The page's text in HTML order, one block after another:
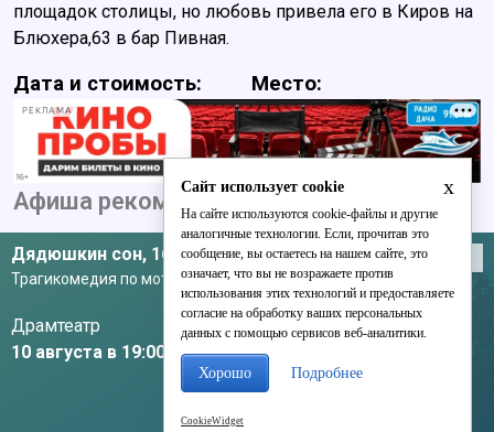
площадок столицы, но любовь привела его в Киров на
Блюхера,63 в бар Пивная.
Дата и стоимость: Место:
РЕКЛАМА
Афиша рекомендует
Дядюшкин сон, 16+
Трагикомедия по мотивам повести Ф.М. Достоевского
Драмтеатр
10 августа в 19:00
x
Сайт использует cookie
На сайте используются cookie-файлы и другие
аналогичные технологии. Если, прочитав это
сообщение, вы остаетесь на нашем сайте, это
означает, что вы не возражаете против
использования этих технологий и предоставляете
согласие на обработку ваших персональных
данных с помощью сервисов веб-аналитики.
Хорошо Подробнее
CookieWidget